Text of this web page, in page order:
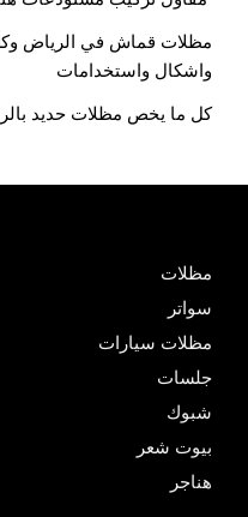
مظلات قماش في الرياض
واشكال واستخدامات
كل ما يخص مظلات حديد
مظلات
سواتر
مظلات سيارات
جلسات
شبوك
بيوت شعر
هناجر